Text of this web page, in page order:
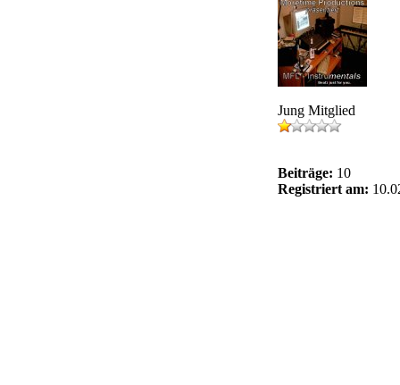
Jung Mitglied
Beiträge: 10
Registriert am: